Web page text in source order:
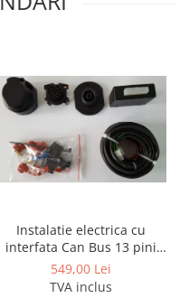
Instalatie electrica cu
interfata Can Bus 13 pini
activi
549,00 Lei
TVA inclus